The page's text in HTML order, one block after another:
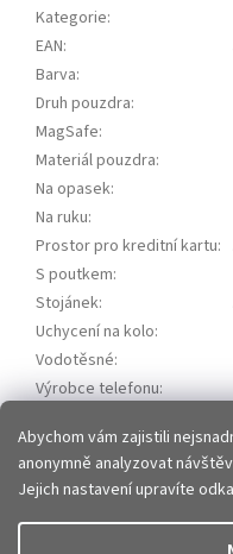
Abychom vám zajistili
anonymně analyzovat
Jejich nastavení upravíte
Kategorie:
EAN:
Barva:
Druh pouzdra:
MagSafe:
Materiál pouzdra:
Na opasek:
Na ruku:
Prostor pro kreditní kartu:
S poutkem:
Stojánek:
Uchycení na kolo:
Vodotěsné:
Výrobce telefonu: